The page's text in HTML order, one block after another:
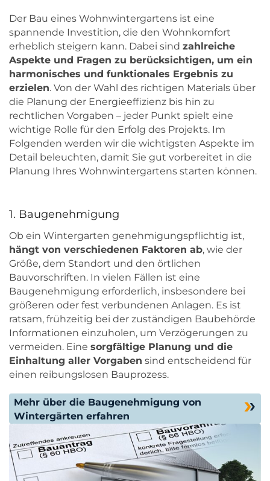
Der Bau eines Wohnwintergartens ist eine
spannende Investition, die den Wohnkomfort
erheblich steigern kann. Dabei sind zahlreiche
Aspekte und Fragen zu berücksichtigen, um ein
harmonisches und funktionales Ergebnis zu
erzielen. Von der Wahl des richtigen Materials über
die Planung der Energieeffizienz bis hin zu
rechtlichen Vorgaben – jeder Punkt spielt eine
wichtige Rolle für den Erfolg des Projekts. Im
Folgenden werden wir die wichtigsten Aspekte im
Detail beleuchten, damit Sie gut vorbereitet in die
Planung Ihres Wohnwintergartens starten können.
1. Baugenehmigung
Ob ein Wintergarten genehmigungspflichtig ist,
hängt von verschiedenen Faktoren ab, wie der
Größe, dem Standort und den örtlichen
Bauvorschriften. In vielen Fällen ist eine
Baugenehmigung erforderlich, insbesondere bei
größeren oder fest verbundenen Anlagen. Es ist
ratsam, frühzeitig bei der zuständigen Baubehörde
Informationen einzuholen, um Verzögerungen zu
vermeiden. Eine sorgfältige Planung und die
Einhaltung aller Vorgaben sind entscheidend für
einen reibungslosen Bauprozess.
Mehr über die Baugenehmigung von
Wintergärten erfahren